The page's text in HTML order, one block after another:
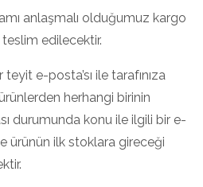
anlaşmalı olduğumuz kargo
edilecektir.
teyit e-posta’sı ile tarafınıza
herhangi birinin
durumunda konu ile ilgili bir e-
ürünün ilk stoklara gireceği